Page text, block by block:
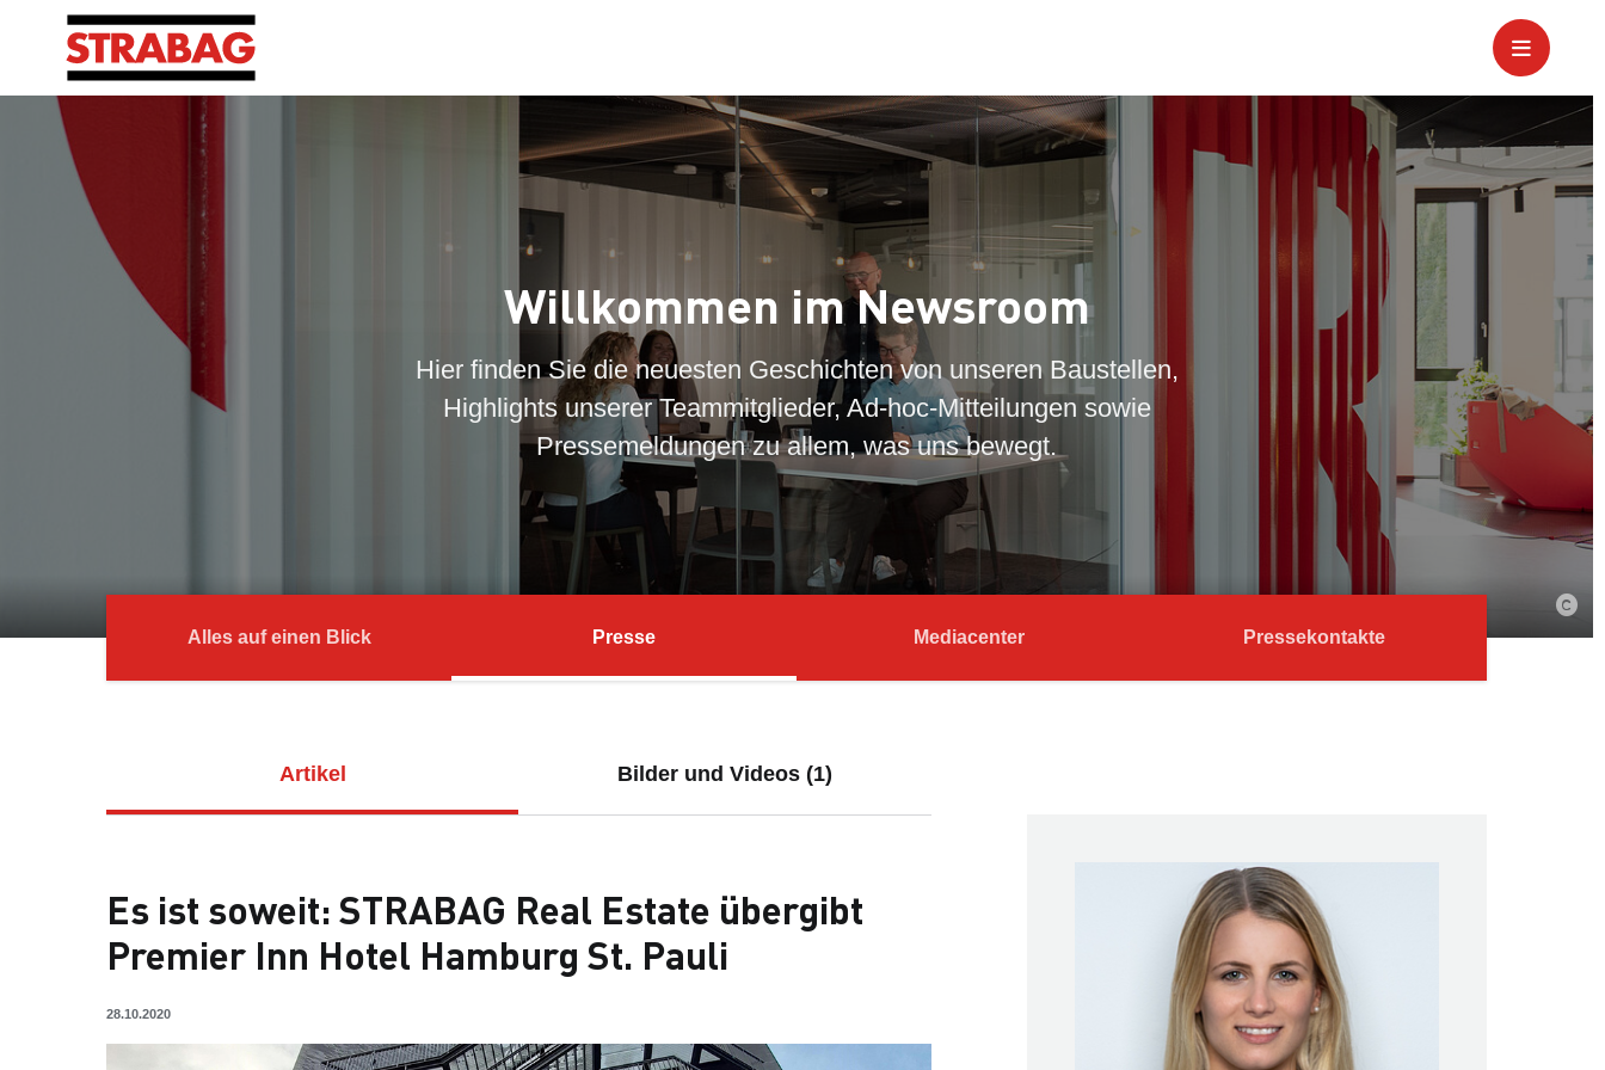
Willkommen im Newsroom
Hier finden Sie die neuesten Geschichten von unseren Baustellen,
Highlights unserer Teammitglieder, Ad-hoc-Mitteilungen sowie
Pressemeldungen zu allem, was uns bewegt.
Alles auf einen Blick Presse Mediacenter Pressekontakte
Artikel Bilder und Videos (1)
Es ist soweit: STRABAG Real Estate übergibt
Premier Inn Hotel Hamburg St. Pauli
28.10.2020